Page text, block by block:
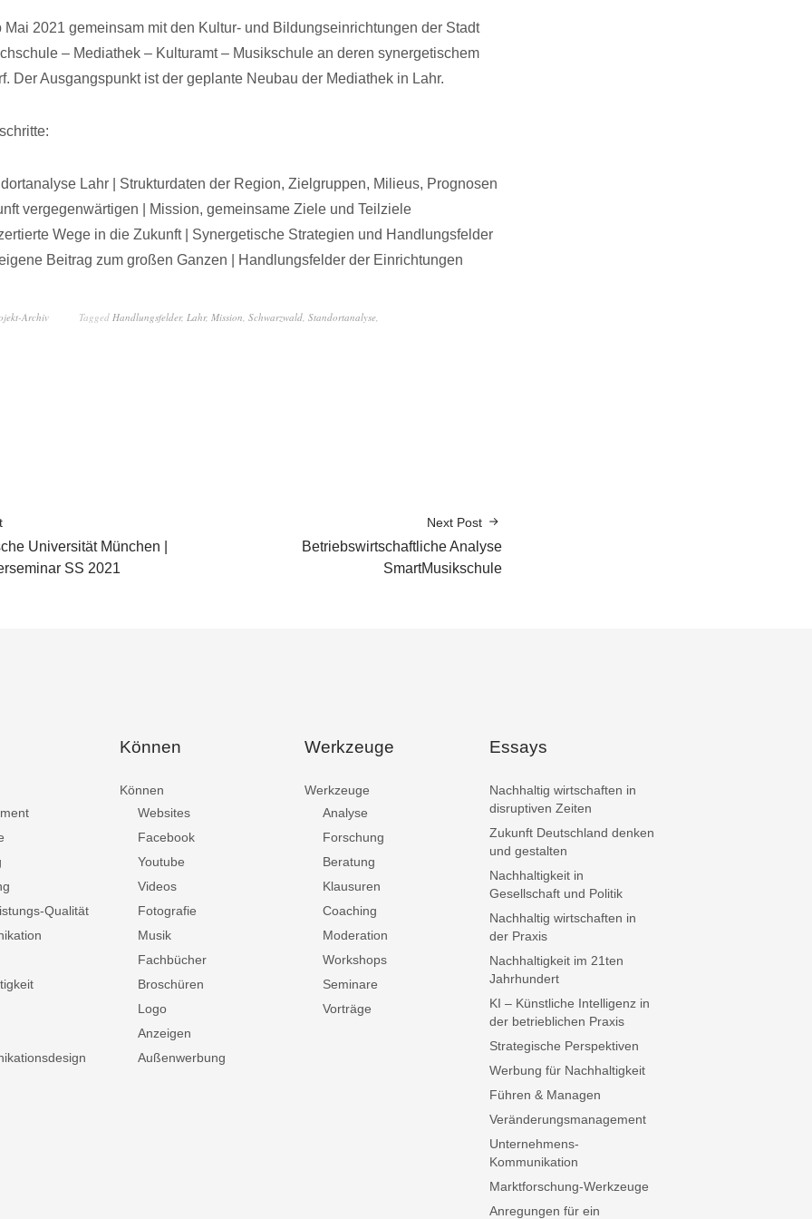
Mai 2021 gemeinsam mit den Kultur- und Bildungseinrichtungen der Stadt
– Mediathek – Kulturamt – Musikschule an deren synergetischem
Der Ausgangspunkt ist der geplante Neubau der Mediathek in Lahr.
Lahr | Strukturdaten der Region, Zielgruppen, Milieus, Prognosen
vergegenwärtigen | Mission, gemeinsame Ziele und Teilziele
Wege in die Zukunft | Synergetische Strategien und Handlungsfelder
Beitrag zum großen Ganzen | Handlungsfelder der Einrichtungen
Archiv Tagged Handlungsfelder, Lahr, Mission, Schwarzwald, Standortanalyse,
Universität München |
SS 2021
Next Post
Betriebswirtschaftliche Analyse
SmartMusikschule
Qualität
Können
Können
Websites
Facebook
Youtube
Videos
Fotografie
Musik
Fachbücher
Broschüren
Logo
Anzeigen
Außenwerbung
Werkzeuge
Werkzeuge
Analyse
Forschung
Beratung
Klausuren
Coaching
Moderation
Workshops
Seminare
Vorträge
Essays
Nachhaltig wirtschaften in
disruptiven Zeiten
Zukunft Deutschland denken
und gestalten
Nachhaltigkeit in
Gesellschaft und Politik
Nachhaltig wirtschaften in
der Praxis
Nachhaltigkeit im 21ten
Jahrhundert
KI – Künstliche Intelligenz in
der betrieblichen Praxis
Strategische Perspektiven
Werbung für Nachhaltigkeit
Führen & Managen
Veränderungsmanagement
Unternehmens-
Kommunikation
Marktforschung-Werkzeuge
Anregungen für ein